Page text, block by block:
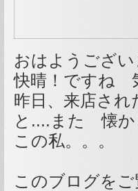
おはようござい
快晴！ですね
昨日、来店さ
と....また 懐か
この私。。。
このブログを